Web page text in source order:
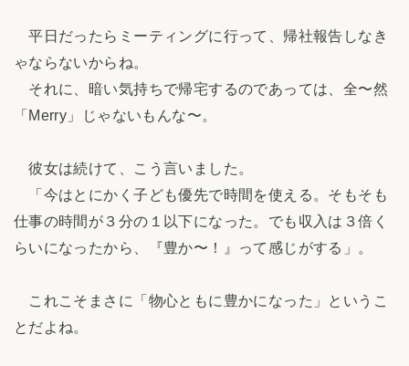
平日だったらミーティングに行って、帰社報告しなき
ゃならないからね。
それに、暗い気持ちで帰宅するのであっては、全〜然
「Merry」じゃないもんな〜。
彼女は続けて、こう言いました。
「今はとにかく子ども優先で時間を使える。そもそも
仕事の時間が３分の１以下になった。でも収入は３倍く
らいになったから、『豊か〜！』って感じがする」。
これこそまさに「物心ともに豊かになった」というこ
とだよね。